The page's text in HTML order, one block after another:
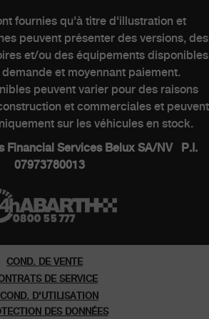
véhicules électriques
concessionnaire
ABARTH
fournies qu'à titre d'illustration et
peuvent présenter des versions, des
et/ou des équipements disponibles
et moyennant paiement.
peuvent varier pour des raisons
et commerciales et peuvent
sur les véhicules en stock.
Financial Services Belux SA/NV P.I.
07973780013
COND. DE VENTE
DE SERVICE
COND. D'UTILISATION
DES DONNÉES